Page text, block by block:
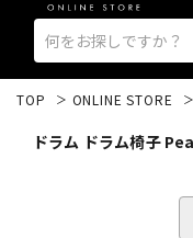
TOP ONLINE STORE
ドラム ドラム椅子